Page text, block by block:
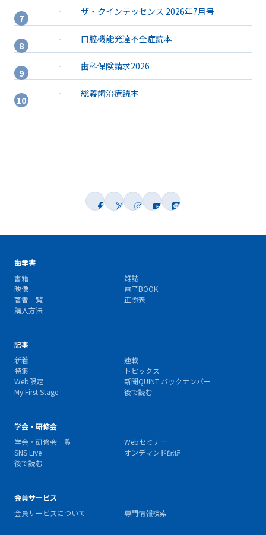
ザ・クインテッセンス 2026年7月号
口腔機能発達不全症読本
歯科保険請求2026
総義歯治療読本
歯学書
書籍
雑誌
映像
電子BOOK
著者一覧
正誤表
購入方法
記事
新着
連載
特集
トピックス
Web限定
新聞QUINT バックナンバー
My First Stage
後で読む
学会・研修会
学会・研修会一覧
Webセミナー
SNS Live
オンデマンド配信
後で読む
会員サービス
会員サービスについて
専門情報検索